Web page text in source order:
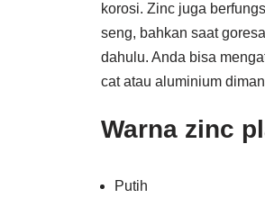
korosi. Zinc juga
seng, bahkan saat
dahulu. Anda bisa
cat atau aluminium
Warna zinc
Putih